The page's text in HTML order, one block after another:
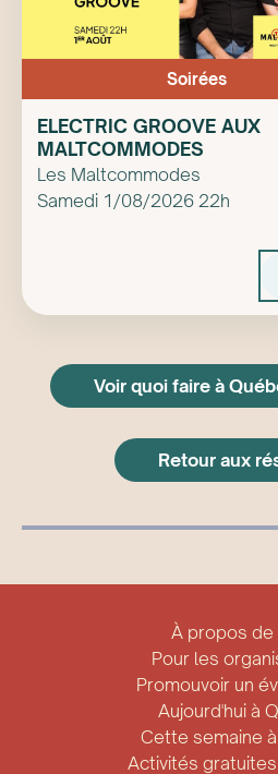
Soirées
ELECTRIC GROOVE AUX
MALTCOMMODES
Les Maltcommodes
Samedi 1/08/2026 22h
Voir quoi faire à
Retour aux
À propos de
Pour les
Promouvoir un
Aujourd'hui à
Cette semaine
Activités